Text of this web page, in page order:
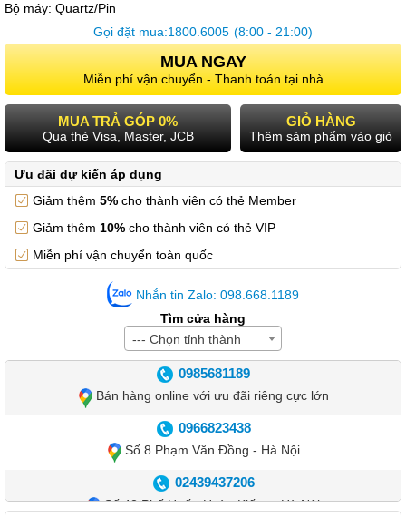
Bộ máy: Quartz/Pin
Gọi đặt mua:1800.6005 (8:00 - 21:00)
MUA NGAY
Miễn phí vận chuyển - Thanh toán tại nhà
MUA TRẢ GÓP 0%
Qua thẻ Visa, Master, JCB
GIỎ HÀNG
Thêm sảm phẩm vào giỏ
Ưu đãi dự kiến áp dụng
Giảm thêm 5% cho thành viên có thẻ Member
Giảm thêm 10% cho thành viên có thẻ VIP
Miễn phí vận chuyển toàn quốc
Nhắn tin Zalo: 098.668.1189
Tìm cửa hàng
--- Chọn tỉnh thành
0985681189
Bán hàng online với ưu đãi riêng cực lớn
0966823438
Số 8 Phạm Văn Đồng - Hà Nội
02439437206
Số 42 Phố Huế - Hoàn Kiếm – Hà Nội